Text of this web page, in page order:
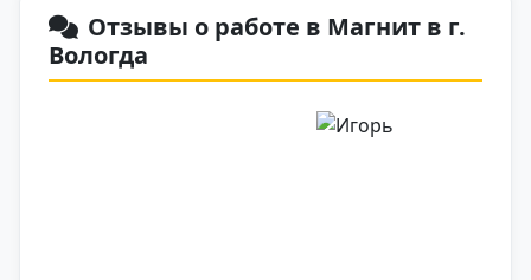
Отзывы о работе в Магнит в г.
Вологда